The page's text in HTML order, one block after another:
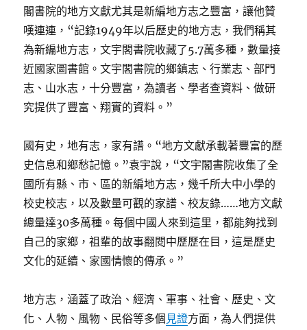
閣書院的地方文獻尤其是新編地方志之豐富，讓他贊
嘆連連，“記錄1949年以后歷史的地方志，我們稱其
為新編地方志，文宇閣書院收藏了5.7萬多種，數量接
近國家圖書館。文宇閣書院的鄉鎮志、行業志、部門
志、山水志，十分豐富，為讀者、學者查資料、做研
究提供了豐富、翔實的資料。”
國有史，地有志，家有譜。“地方文獻承載著豐富的歷
史信息和鄉愁記憶。”袁宇說，“文宇閣書院收集了全
國所有縣、市、區的新編地方志，幾千所大中小學的
校史校志，以及數量可觀的家譜、校友錄……地方文獻
總量達30多萬種。每個中國人來到這里，都能夠找到
自己的家鄉，祖輩的故事翻閱中歷歷在目，這是歷史
文化的延續、家國情懷的傳承。”
地方志，涵蓋了政治、經濟、軍事、社會、歷史、文
化、人物、風物、民俗等多個 見證方面，為人們提供